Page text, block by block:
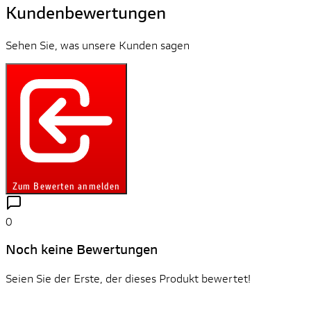
Kundenbewertungen
Sehen Sie, was unsere Kunden sagen
Zum Bewerten anmelden
0
Noch keine Bewertungen
Seien Sie der Erste, der dieses Produkt bewertet!